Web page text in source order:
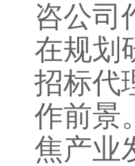
咨公司
在规划
招标代
作前景。
焦产业